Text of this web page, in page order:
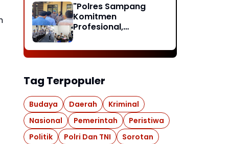
Wafat dan Santuni
Anak Yatim
"Polres Sampang
Komitmen
Profesional,
Lapor Jika Temukan
Pelanggaran"
Tag Terpopuler
Budaya Daerah
Kriminal
Nasional
Pemerintah
Peristiwa
Politik
Polri Dan TNI
Sorotan